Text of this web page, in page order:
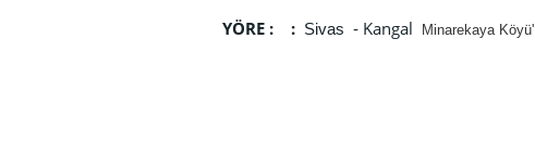
YÖRE :    : Sivas  - Kangal Minarekaya Köyü'